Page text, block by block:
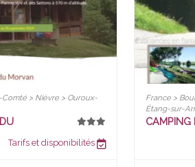
> Nièvre > Ouroux-
Tarifs et disponibilités
France >
Étang-sur-
CAMPING